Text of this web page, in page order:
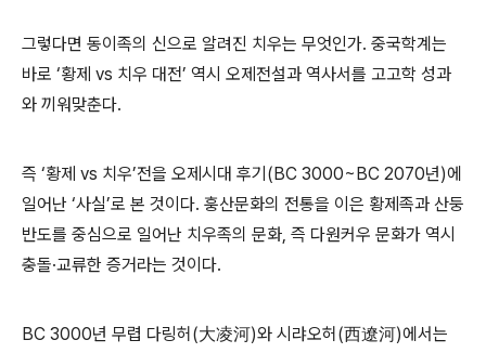
그렇다면 동이족의 신으로 알려진 치우는 무엇인가. 중국학계는
바로 ‘황제 vs 치우 대전’ 역시 오제전설과 역사서를 고고학 성과
와 끼워맞춘다.
즉 ‘황제 vs 치우’전을 오제시대 후기(BC 3000~BC 2070년)에
일어난 ‘사실’로 본 것이다. 훙산문화의 전통을 이은 황제족과 산둥
반도를 중심으로 일어난 치우족의 문화, 즉 다원커우 문화가 역시
충돌·교류한 증거라는 것이다.
BC 3000년 무렵 다링허(大凌河)와 시랴오허(西遼河)에서는